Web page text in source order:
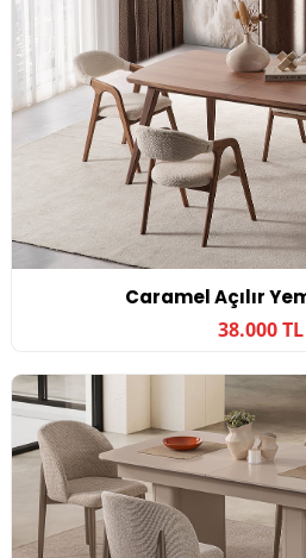
Caramel Açılır
38.000 TL